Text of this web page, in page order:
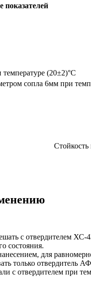
показателей
(20±2)°С
сопла 6мм при
с отвердителем
состояния.
для
только отвердитель
с отвердителем при